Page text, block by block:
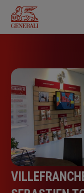
contenu
principal